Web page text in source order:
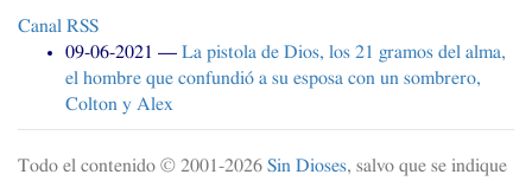
Canal RSS
09-06-2021
La pistola de Dios, los 21 gramos del alma,
el hombre que confundió a su esposa con un sombrero,
Colton y Alex
Todo el contenido © 2001-2026 Sin Dioses, salvo que se indique